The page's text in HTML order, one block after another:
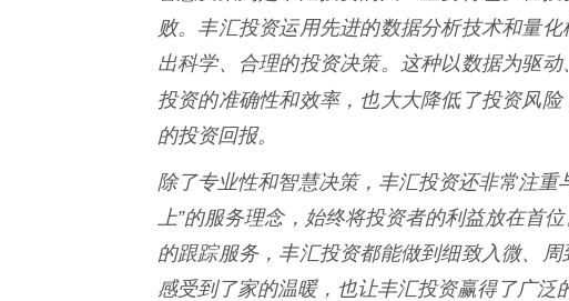
败。丰汇投资运用先进的数据分析技术和量
出科学、合理的投资决策。这种以数据为驱
投资的准确性和效率，也大大降低了投资风险
的投资回报。
除了专业性和智慧决策，丰汇投资还非常注
上”的服务理念，始终将投资者的利益放在首
的跟踪服务，丰汇投资都能做到细致入微、
感受到了家的温暖，也让丰汇投资赢得了广泛